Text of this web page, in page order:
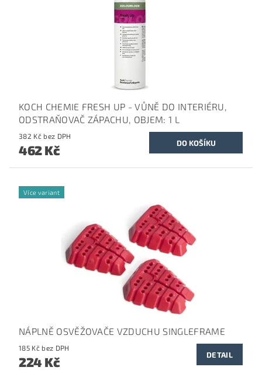
KOCH CHEMIE FRESH UP - VŮNĚ DO INTERIÉRU,
ODSTRAŇOVAČ ZÁPACHU, OBJEM: 1 L
382 Kč bez DPH
462 Kč
Více variant
NÁPLNĚ OSVĚŽOVAČE VZDUCHU SINGLEFRAME
185 Kč bez DPH
224 Kč DETAIL